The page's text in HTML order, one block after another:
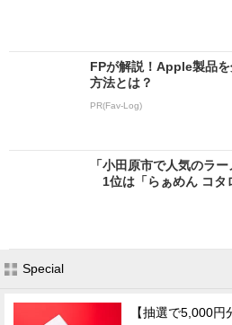
FPが解説！Apple製品
方法とは？
PR(Fav-Log)
「小田原市で人気のラ
1位は「らぁめん コタ
Special
【抽選で5,000